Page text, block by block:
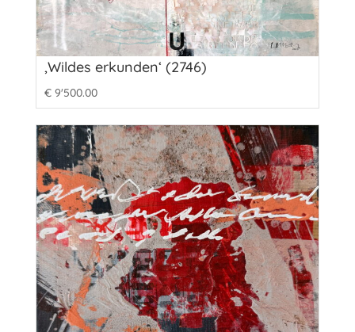
‚Wildes erkunden‘ (2746)
€9'500.00